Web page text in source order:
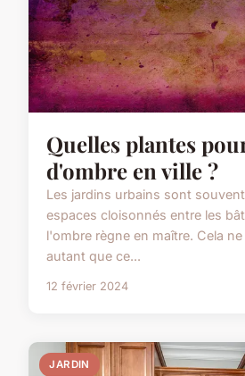
Quelles plantes
d'ombre en ville ?
Les jardins urbains sont
espaces cloisonnés entre les
l'ombre règne en maître. Cela
autant que ce...
12 février 2024
JARDIN